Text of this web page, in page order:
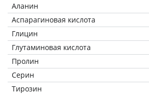
Аланин
Аспарагиновая кислота
Глицин
Глутаминовая кислота
Пролин
Серин
Тирозин